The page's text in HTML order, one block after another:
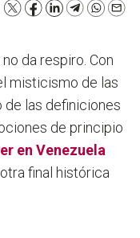
X Facebook
LinkedInTelegram
no da respiro. Con
misticismo de las
de las definiciones
de principio
en Venezuela
final histórica